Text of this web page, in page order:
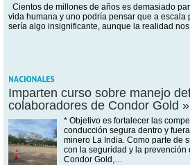
Cientos de millones de años es demasiado
vida humana y uno podría pensar que a escala
sería algo insignificante, aunque la realidad
Imparten curso sobre manejo
colaboradores de Condor Gold »
* Objetivo es fortalecer las
conducción segura dentro y
minero La India. Como parte de
con la seguridad y la prevención
Condor Gold,…